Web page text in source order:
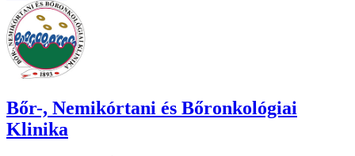
Bőr-, Nemikórtani és Bőronkológiai
Klinika